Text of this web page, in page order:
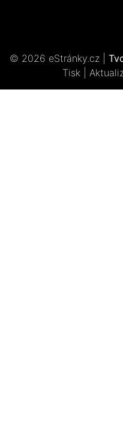
© 2026 eStránky.cz
Tisk